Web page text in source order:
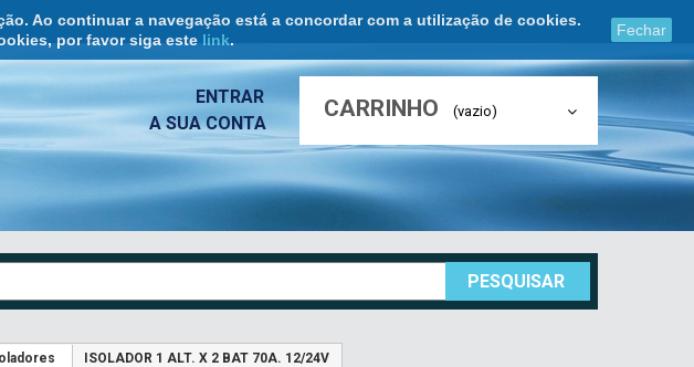
Ao continuar a navegação está a concordar com a utilização de cookies.
por favor siga este link.
Fechar
CARRINHO (vazio)
ENTRAR
A SUA CONTA
PESQUISAR
ISOLADOR 1 ALT. X 2 BAT 70A. 12/24V